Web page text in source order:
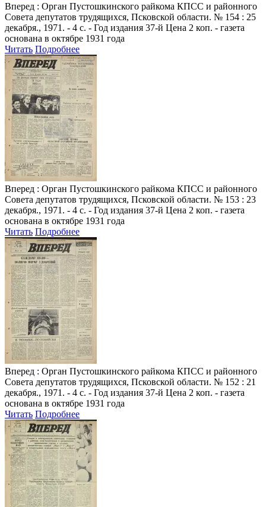
Вперед : Орган Пустошкинского райкома КПСС и районного
Совета депутатов трудящихся, Псковской области. № 154 : 25
декабря., 1971. - 4 с. - Год издания 37-й Цена 2 коп. - газета
основана в октябре 1931 года
Читать Подробнее
Вперед : Орган Пустошкинского райкома КПСС и районного
Совета депутатов трудящихся, Псковской области. № 153 : 23
декабря., 1971. - 4 с. - Год издания 37-й Цена 2 коп. - газета
основана в октябре 1931 года
Читать Подробнее
Вперед : Орган Пустошкинского райкома КПСС и районного
Совета депутатов трудящихся, Псковской области. № 152 : 21
декабря., 1971. - 4 с. - Год издания 37-й Цена 2 коп. - газета
основана в октябре 1931 года
Читать Подробнее